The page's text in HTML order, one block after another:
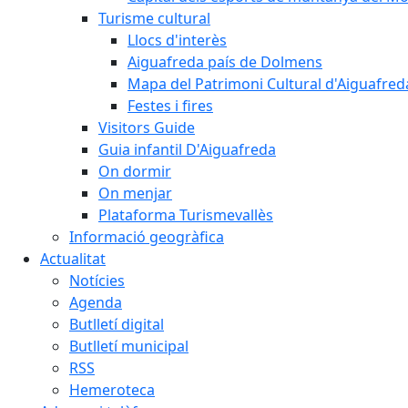
Turisme cultural
Llocs d'interès
Aiguafreda país de Dolmens
Mapa del Patrimoni Cultural
Festes i fires
Visitors Guide
Guia infantil D'Aiguafreda
On dormir
On menjar
Plataforma Turismevallès
Informació geogràfica
Actualitat
Notícies
Agenda
Butlletí digital
Butlletí municipal
RSS
Hemeroteca